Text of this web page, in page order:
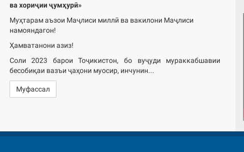
ва хориҷии ҷумҳурӣ»
Муҳтарам аъзои Маҷлиси миллӣ ва вакилони Маҷлиси
намояндагон!
Ҳамватанони азиз!
Соли 2023 барои Тоҷикистон, бо вуҷуди мураккабшавии
бесобиқаи вазъи ҷаҳони муосир, инчунин...
Муфассал